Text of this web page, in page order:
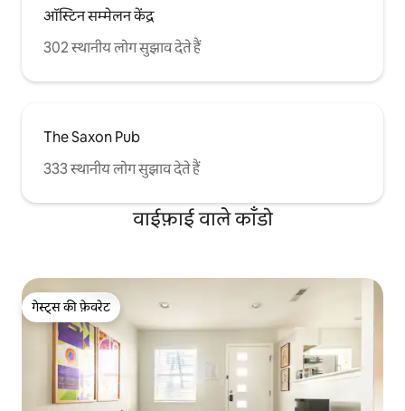
ऑस्टिन सम्मेलन केंद्र
302 स्थानीय लोग सुझाव देते हैं
The Saxon Pub
333 स्थानीय लोग सुझाव देते हैं
वाईफ़ाई वाले काँडो
गेस्ट्स की फ़ेवरेट
गेस्ट्स की फ़ेवरेट